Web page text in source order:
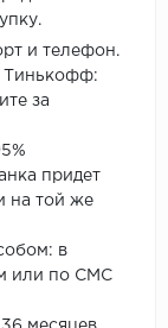
и телефон.
Тинькофф:
за
придет
на той же
в
или по СМС